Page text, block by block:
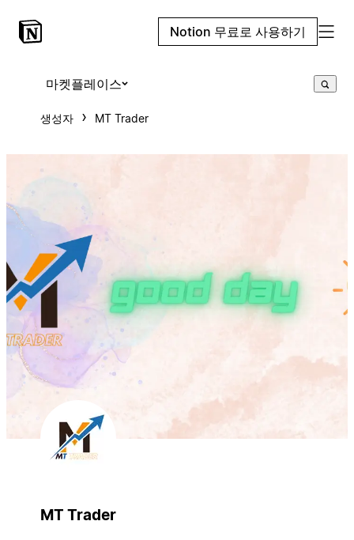
Notion 무료로 사용하기
마켓플레이스
생성자 MT Trader
MT Trader